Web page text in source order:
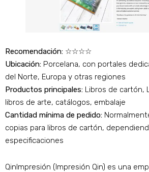
Recomendación: ☆☆☆☆
Ubicación: Porcelana, con portales
del Norte, Europa y otras regiones
Productos principales: Libros de cartón,
libros de arte, catálogos, embalaje
Cantidad mínima de pedido:
copias para libros de cartón,
especificaciones
QinImpresión (Impresión Qin) es una